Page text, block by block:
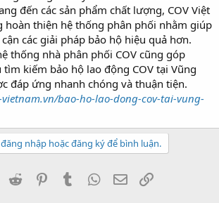
đến các sản phẩm chất lượng, COV Việt
hoàn thiện hệ thống phân phối nhằm giúp
các giải pháp bảo hộ hiệu quả hơn.
thống nhà phân phối COV cũng góp
kiếm bảo hộ lao động COV tại Vũng
đáp ứng nhanh chóng và thuận tiện.
bao-ho-lao-dong-cov-tai-vung-
nhập hoặc đăng ký để bình luận.
Twitter Reddit PinterestTumblr WhatsApp
Email